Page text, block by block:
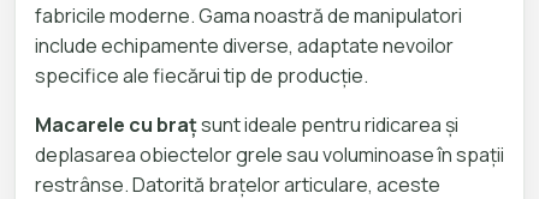
fabricile moderne. Gama noastră de manipulatori
include echipamente diverse, adaptate nevoilor
specifice ale fiecărui tip de producție.
Macarele cu brațsunt ideale pentru ridicarea și
deplasarea obiectelor grele sau voluminoase în spații
restrânse. Datorită brațelor articulare, aceste